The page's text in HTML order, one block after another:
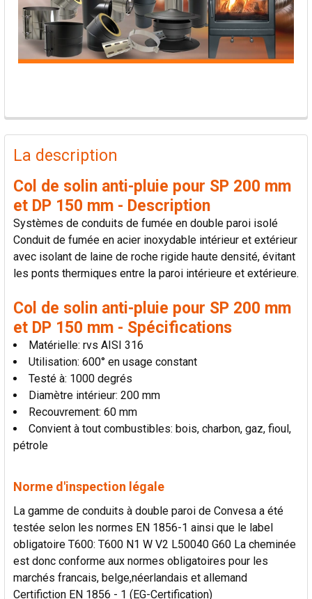
PRODUITS
FRÉQUEMMENT
ACHETÉS
SÉLECTIONNER
AJOUTER
LA
La description
Col de solin anti-pluie pour SP 200 mm
et DP 150 mm - Description
Systèmes de conduits de fumée en double paroi isolé
Conduit de fumée en acier inoxydable intérieur et extérieur
avec isolant de laine de roche rigide haute densité, évitant
les ponts thermiques entre la paroi intérieure et extérieure.
Col de solin anti-pluie pour SP 200 mm
et DP 150 mm - Spécifications
Matérielle: rvs AISI 316
Utilisation: 600° en usage constant
Testé à: 1000 degrés
Diamètre intérieur: 200 mm
Recouvrement: 60 mm
Convient à tout combustibles: bois, charbon, gaz, fioul,
pétrole
Norme d'inspection légale
La gamme de conduits à double paroi de Convesa a été
testée selon les normes EN 1856-1 ainsi que le label
obligatoire T600: T600 N1 W V2 L50040 G60 La cheminée
est donc conforme aux normes obligatoires pour les
marchés francais, belge,néerlandais et allemand
Certifiction EN 1856 - 1 (EG-Certification)